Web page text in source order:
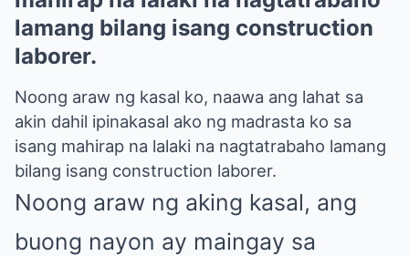
lamang bilang isang construction
laborer.
Noong araw ng kasal ko, naawa ang lahat sa
akin dahil ipinakasal ako ng madrasta ko sa
isang mahirap na lalaki na nagtatrabaho lamang
bilang isang construction laborer.
Noong araw ng aking kasal, ang
buong nayon ay maingay sa